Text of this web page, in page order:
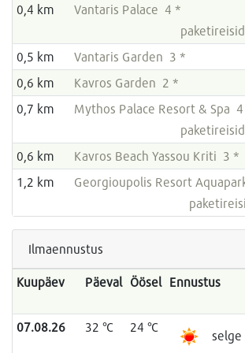
0,4 km
Vantaris Palace 4 *
0,5 km
Vantaris Garden 3 *
0,6 km
Kavros Garden 2 *
0,7 km
Mythos Palace Resort & Spa
0,6 km
Kavros Beach Yassou Kriti 3 *
1,2 km
Georgioupolis Resort
Ilmaennustus
Kuupäev Päeval Öösel Ennustus
07.08.26
32 °C 24 °C
selge